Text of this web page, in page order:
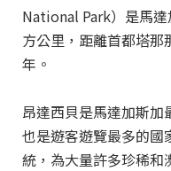
National Park）是馬
方公里，距離首都塔
年。
昂達西貝是馬達加斯加
也是遊客遊覽最多的國
統，為大量許多珍稀和